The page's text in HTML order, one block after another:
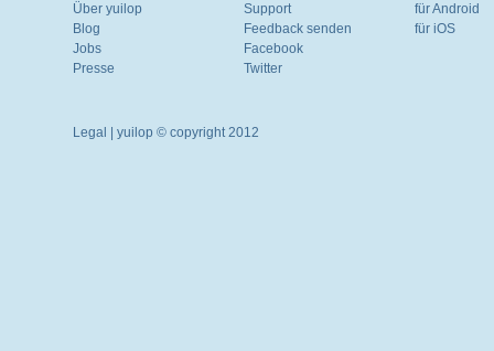
Über yuilop
Blog
Jobs
Presse
Support
Feedback senden
Facebook
Twitter
für Android
für iOS
Legal | yuilop © copyright 2012